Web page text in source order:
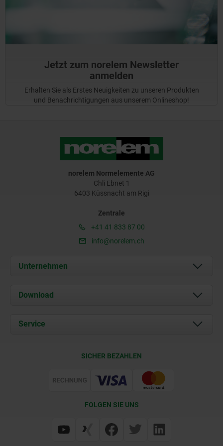
Jetzt zum norelem Newsletter
anmelden
Erhalten Sie als Erstes Neuigkeiten zu unseren Produkten
und Benachrichtigungen aus unserem Onlineshop!
norelem Normelemente AG
Chli Ebnet 1
6403 Küssnacht am Rigi
Zentrale
+41 41 833 87 00
info@norelem.ch
Unternehmen
Über uns
Kontakt
Download
Dokumente
Service
SICHER BEZAHLEN
FOLGEN SIE UNS